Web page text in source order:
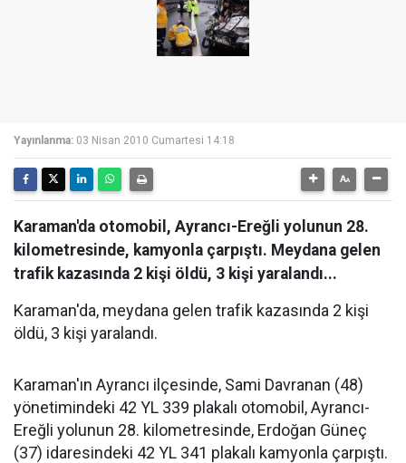
Yayınlanma: 03 Nisan 2010 Cumartesi 14:18
Karaman'da otomobil, Ayrancı-Ereğli yolunun 28.
kilometresinde, kamyonla çarpıştı. Meydana gelen
trafik kazasında 2 kişi öldü, 3 kişi yaralandı...
Karaman'da, meydana gelen trafik kazasında 2 kişi
öldü, 3 kişi yaralandı.
Karaman'ın Ayrancı ilçesinde, Sami Davranan (48)
yönetimindeki 42 YL 339 plakalı otomobil, Ayrancı-
Ereğli yolunun 28. kilometresinde, Erdoğan Güneç
(37) idaresindeki 42 YL 341 plakalı kamyonla çarpıştı.